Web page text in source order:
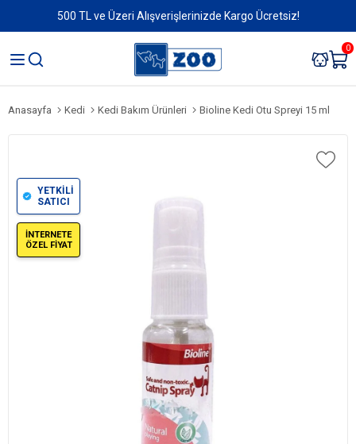
500 TL ve Üzeri Alışverişlerinizde Kargo Ücretsiz!
0
Anasayfa Kedi Kedi Bakım Ürünleri Bioline Kedi Otu Spreyi 15 ml
YETKİLİ
SATICI
İNTERNETE
ÖZEL FİYAT